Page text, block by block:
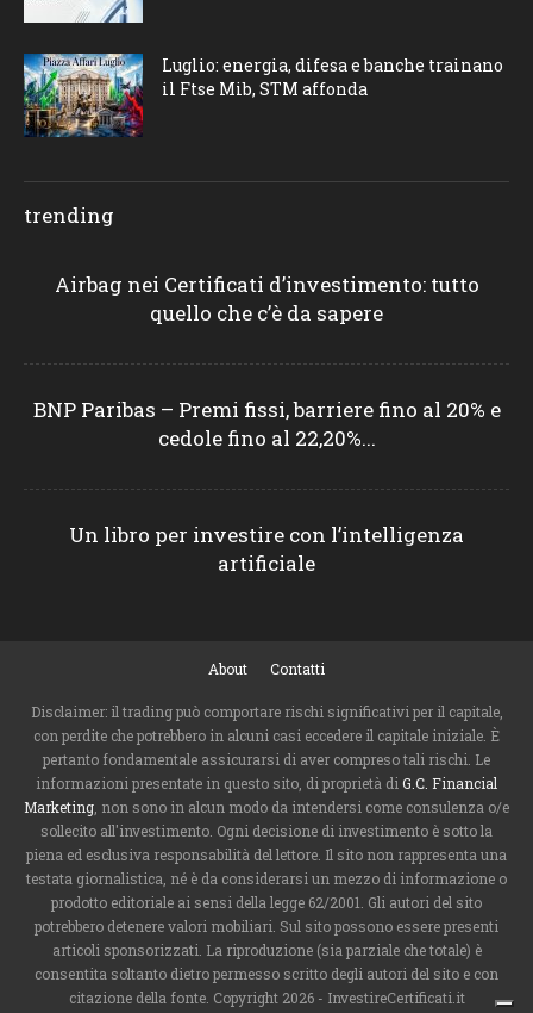
Luglio: energia, difesa e banche trainano
il Ftse Mib, STM affonda
trending
Airbag nei Certificati d’investimento: tutto
quello che c’è da sapere
BNP Paribas – Premi fissi, barriere fino al 20% e
cedole fino al 22,20%...
Un libro per investire con l’intelligenza
artificiale
About Contatti
Disclaimer: il trading può comportare rischi significativi per il capitale,
con perdite che potrebbero in alcuni casi eccedere il capitale iniziale. È
pertanto fondamentale assicurarsi di aver compreso tali rischi. Le
informazioni presentate in questo sito, di proprietà di G.C. Financial
Marketing , non sono in alcun modo da intendersi come consulenza o/e
sollecito all'investimento. Ogni decisione di investimento è sotto la
piena ed esclusiva responsabilità del lettore. Il sito non rappresenta una
testata giornalistica, né è da considerarsi un mezzo di informazione o
prodotto editoriale ai sensi della legge 62/2001. Gli autori del sito
potrebbero detenere valori mobiliari. Sul sito possono essere presenti
articoli sponsorizzati. La riproduzione (sia parziale che totale) è
consentita soltanto dietro permesso scritto degli autori del sito e con
citazione della fonte. Copyright 2026 - InvestireCertificati.it